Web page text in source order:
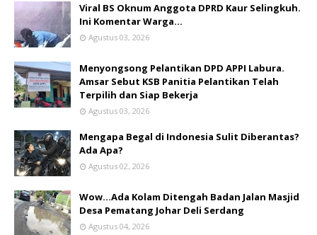
Viral BS Oknum Anggota DPRD Kaur Selingkuh.
Ini Komentar Warga…
Agustus 03, 2026
Menyongsong Pelantikan DPD APPI Labura.
Amsar Sebut KSB Panitia Pelantikan Telah
Terpilih dan Siap Bekerja
Agustus 03, 2026
Mengapa Begal di Indonesia Sulit Diberantas?
Ada Apa?
Agustus 02, 2026
Wow...Ada Kolam Ditengah Badan Jalan Masjid
Desa Pematang Johar Deli Serdang
Agustus 04, 2026